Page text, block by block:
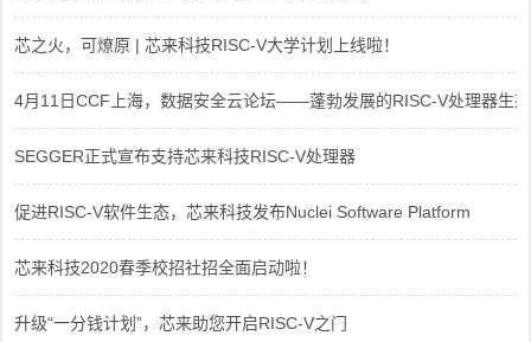
芯之火，可燎原 | 芯来科技RISC-V大学计划上线啦！
4月11日CCF上海，数据安全云论坛——蓬勃发展的RISC-V处理器生态
SEGGER正式宣布支持芯来科技RISC-V处理器
促进RISC-V软件生态，芯来科技发布Nuclei Software Platform
芯来科技2020春季校招社招全面启动啦！
升级“一分钱计划”，芯来助您开启RISC-V之门